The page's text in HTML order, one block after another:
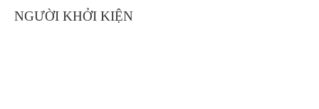
NGƯỜI KHỞI KIỆN